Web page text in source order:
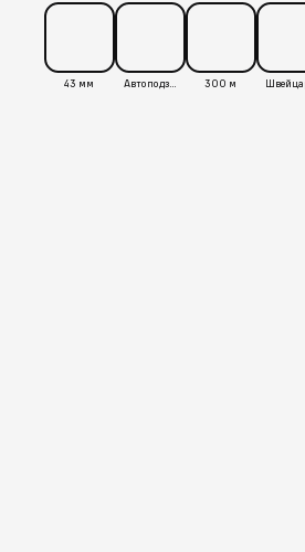
43 мм Автоподзавод 300 м